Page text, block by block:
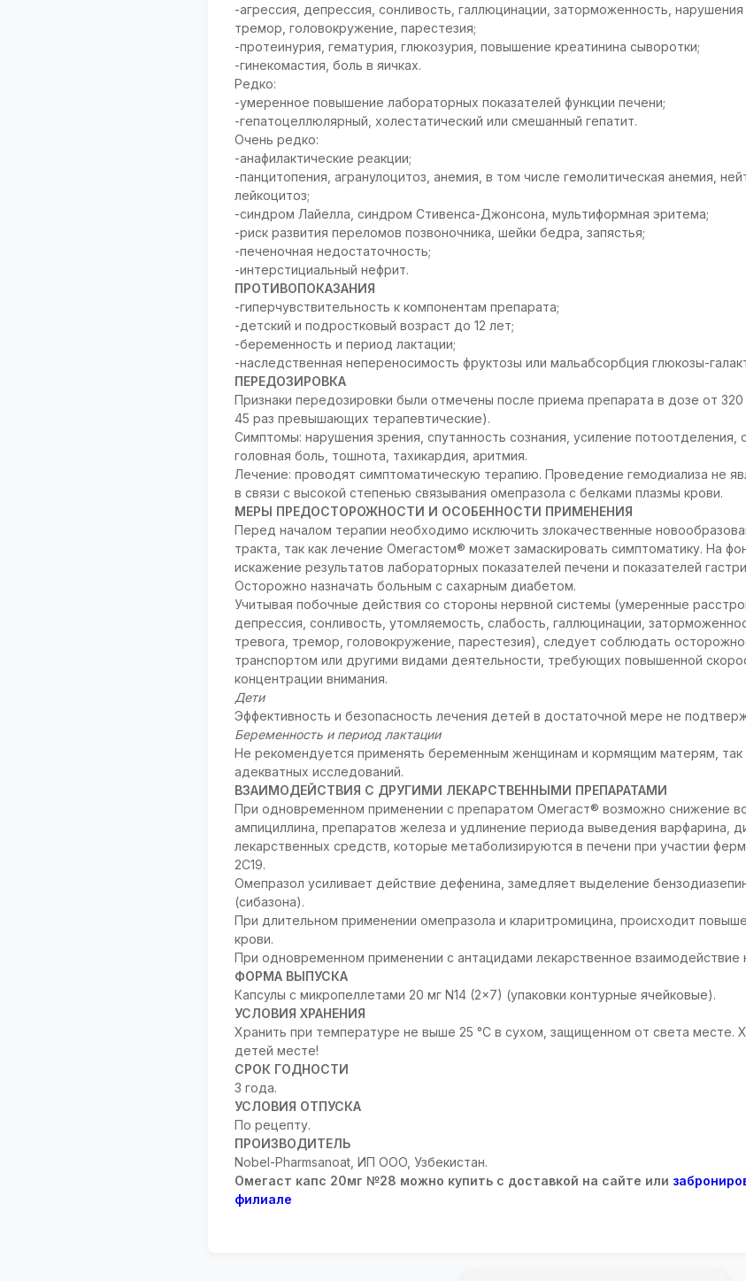
-агрессия, депрессия, сонливость, галлюцинации, заторможенность, нарушения
тремор, головокружение, парестезия;
-протеинурия, гематурия, глюкозурия, повышение креатинина сыворотки;
-гинекомастия, боль в яичках.
Редко:
-умеренное повышение лабораторных показателей функции печени;
-гепатоцеллюлярный, холестатический или смешанный гепатит.
Очень редко:
-анафилактические реакции;
-панцитопения, агранулоцитоз, анемия, в том числе гемолитическая анемия,
лейкоцитоз;
-синдром Лайелла, синдром Стивенса-Джонсона, мультиформная эритема;
-риск развития переломов позвоночника, шейки бедра, запястья;
-печеночная недостаточность;
-интерстициальный нефрит.
ПРОТИВОПОКАЗАНИЯ
-гиперчувствительность к компонентам препарата;
-детский и подростковый возраст до 12 лет;
-беременность и период лактации;
-наследственная непереносимость фруктозы или мальабсорбция глюкозы-
ПЕРЕДОЗИРОВКА
Признаки передозировки были отмечены после приема препарата в дозе от
45 раз превышающих терапевтические).
Симптомы: нарушения зрения, спутанность сознания, усиление потоотделения,
головная боль, тошнота, тахикардия, аритмия.
Лечение: проводят симптоматическую терапию. Проведение гемодиализа не
в связи с высокой степенью связывания омепразола с белками плазмы крови.
МЕРЫ ПРЕДОСТОРОЖНОСТИ И ОСОБЕННОСТИ ПРИМЕНЕНИЯ
Перед началом терапии необходимо исключить злокачественные
тракта, так как лечение Омегастом® может замаскировать симптоматику. На
искажение результатов лабораторных показателей печени и показателей
Осторожно назначать больным с сахарным диабетом.
Учитывая побочные действия со стороны нервной системы (умеренные
депрессия, сонливость, утомляемость, слабость, галлюцинации,
тревога, тремор, головокружение, парестезия), следует соблюдать
транспортом или другими видами деятельности, требующих повышенной
концентрации внимания.
Дети
Эффективность и безопасность лечения детей в достаточной мере не
Беременность и период лактации
Не рекомендуется применять беременным женщинам и кормящим матерям, так
адекватных исследований.
ВЗАИМОДЕЙСТВИЯ С ДРУГИМИ ЛЕКАРСТВЕННЫМИ ПРЕПАРАТАМИ
При одновременном применении с препаратом Омегаст® возможно снижение
ампициллина, препаратов железа и удлинение периода выведения варфарина,
лекарственных средств, которые метаболизируются в печени при участии
2С19.
Омепразол усиливает действие дефенина, замедляет выделение
(сибазона).
При длительном применении омепразола и кларитромицина, происходит
крови.
При одновременном применении с антацидами лекарственное взаимодействие
ФОРМА ВЫПУСКА
Капсулы с микропеллетами 20 мг N14 (2x7) (упаковки контурные ячейковые).
УСЛОВИЯ ХРАНЕНИЯ
Хранить при температуре не выше 25 °С в сухом, защищенном от света месте.
детей месте!
СРОК ГОДНОСТИ
3 года.
УСЛОВИЯ ОТПУСКА
По рецепту.
ПРОИЗВОДИТЕЛЬ
Nobel-Pharmsanoat, ИП OOO, Узбекистан.
Омегаст капс 20мг №28 можно купить с доставкой на сайте или
филиале